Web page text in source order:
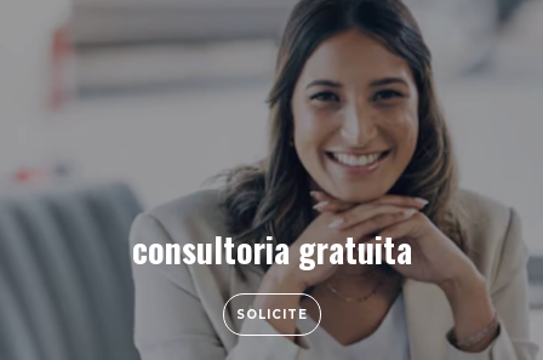
consultoria gratuita
SOLICITE